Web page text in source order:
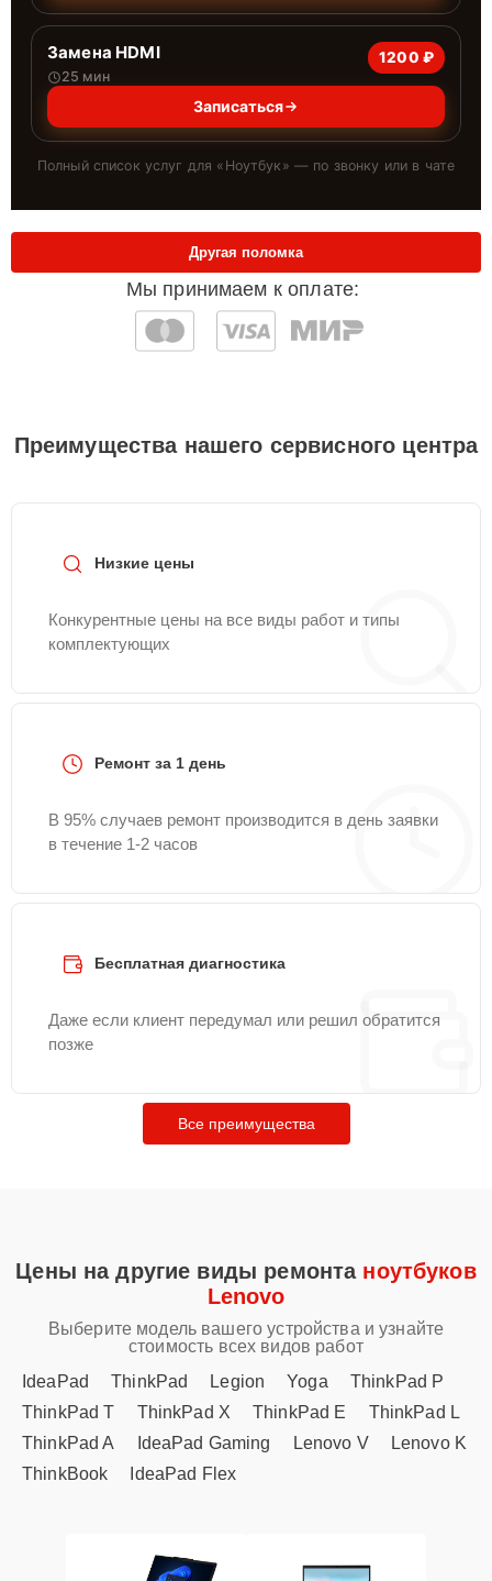
Замена HDMI
25 мин
1200 ₽
Записаться
Полный список услуг для « Ноутбук » — по звонку или в чате
Мы принимаем к оплате:
Другая поломка
Преимущества нашего сервисного центра
Низкие цены
Конкурентные цены на все виды работ и типы
комплектующих
Ремонт за 1 день
В 95% случаев ремонт производится в день заявки
в течение 1-2 часов
Бесплатная диагностика
Даже если клиент передумал или решил обратится
позже
Все преимущества
Цены на другие виды ремонта ноутбуков
Lenovo
Выберите модель вашего устройства и узнайте
стоимость всех видов работ
IdeaPad
ThinkPad Legion Yoga
ThinkPad P
ThinkPad T
ThinkPad X ThinkPad E
ThinkPad L
ThinkPad A
IdeaPad Gaming Lenovo V
Lenovo K
ThinkBook
IdeaPad Flex